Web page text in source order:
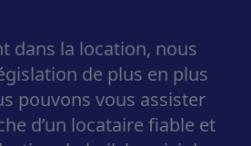
dans la location, nous
de plus en plus
pouvons vous assister
d’un locataire fiable et